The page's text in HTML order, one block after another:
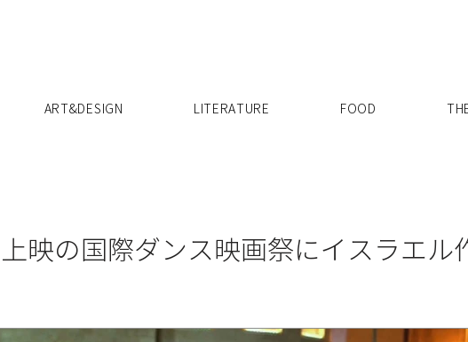
ART&DESIGN LITERATURE FOOD
映の国際ダンス映画祭にイスラエル